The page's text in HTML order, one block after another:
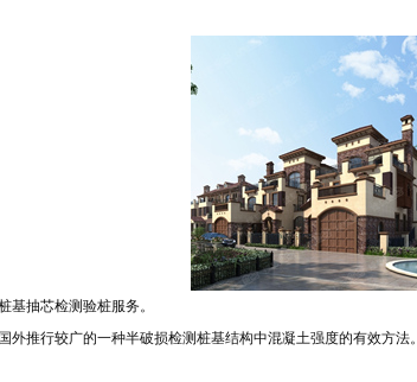
基抽芯检测验桩服务。
外推行较广的一种半破损检测桩基结构中混凝土强度的有效方法。